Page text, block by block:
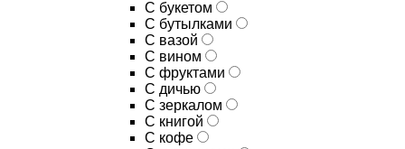
C букетом
C бутылками
C вазой
C вином
C фруктами
C дичью
C зеркалом
C книгой
C кофе